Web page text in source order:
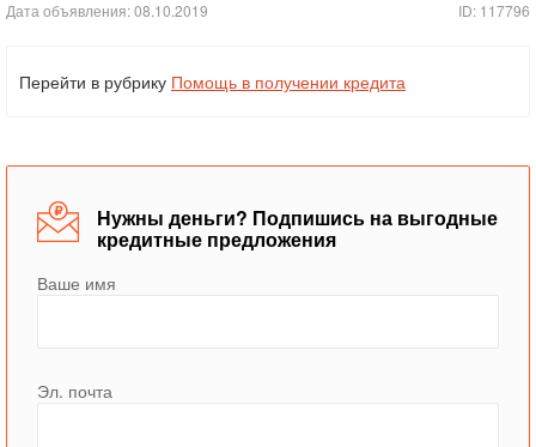
Дата объявления: 08.10.2019 ID: 117796
Перейти в рубрику Помощь в получении кредита
Нужны деньги? Подпишись на выгодные
кредитные предложения
Ваше имя
Эл. почта